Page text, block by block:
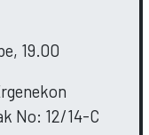
19.00
No: 12/14-C